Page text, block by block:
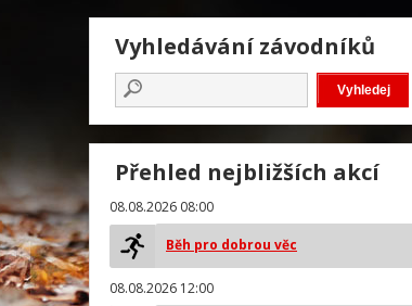
Vyhledávání závodníků
Přehled nejbližších akcí
08.08.2026 08:00
Běh pro dobrou věc
08.08.2026 12:00